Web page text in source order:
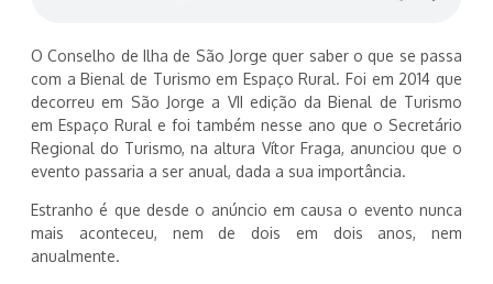
O Conselho de Ilha de São Jorge quer saber o que se passa
com a Bienal de Turismo em Espaço Rural. Foi em 2014 que
decorreu em São Jorge a VII edição da Bienal de Turismo
em Espaço Rural e foi também nesse ano que o Secretário
Regional do Turismo, na altura Vítor Fraga, anunciou que o
evento passaria a ser anual, dada a sua importância.
Estranho é que desde o anúncio em causa o evento nunca
mais aconteceu, nem de dois em dois anos, nem
anualmente.